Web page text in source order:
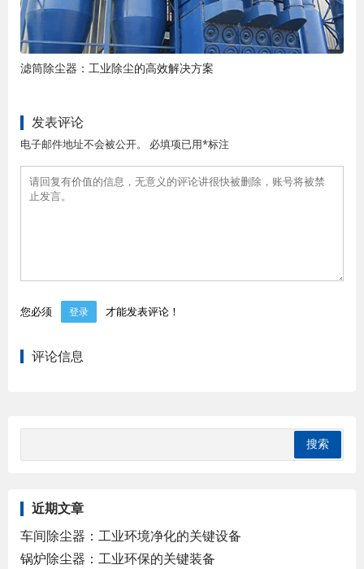
滤筒除尘器：工业除尘的高效解决方案
发表评论
电子邮件地址不会被公开。 必填项已用*标注
您必须 登录 才能发表评论！
评论信息
近期文章
车间除尘器：工业环境净化的关键设备
锅炉除尘器：工业环保的关键装备